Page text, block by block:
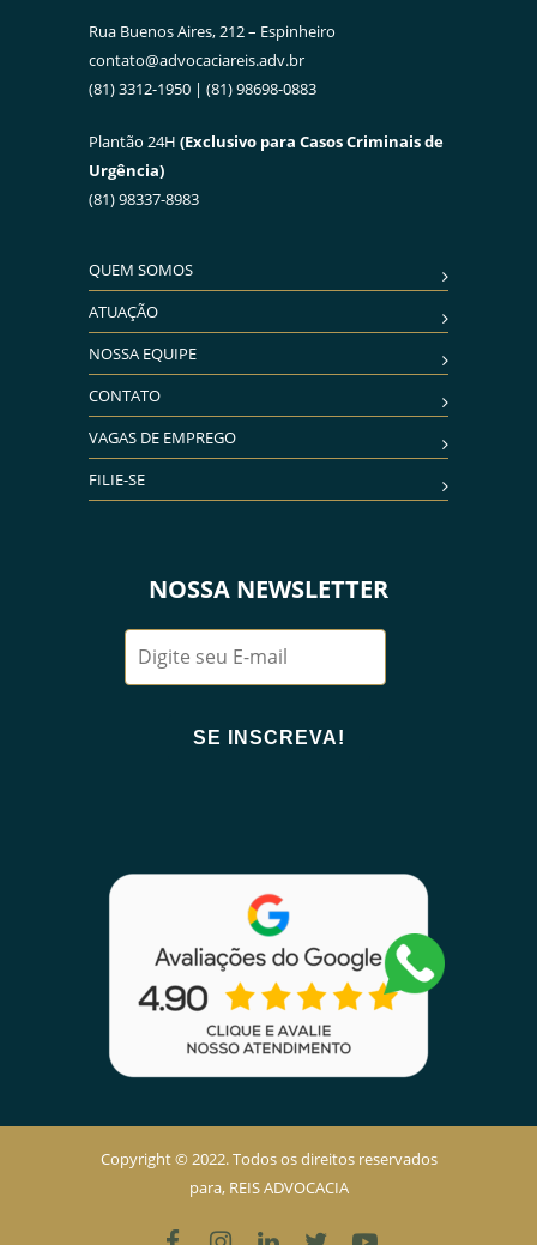
Rua Buenos Aires, 212 – Espinheiro
contato@advocaciareis.adv.br
(81) 3312-1950 | (81) 98698-0883
Plantão 24H (Exclusivo para Casos Criminais de
Urgência)
(81) 98337-8983
QUEM SOMOS
ATUAÇÃO
NOSSA EQUIPE
CONTATO
VAGAS DE EMPREGO
FILIE-SE
NOSSA NEWSLETTER
Copyright © 2022. Todos os direitos reservados
para, REIS ADVOCACIA